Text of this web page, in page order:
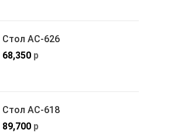
Стол АС-626
68,350 р
Стол АС-618
89,700 р